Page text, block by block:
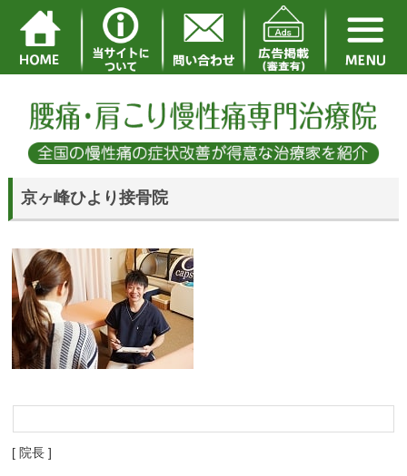
京ヶ峰ひより接骨院
[ 院長 ]